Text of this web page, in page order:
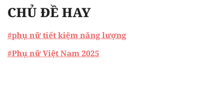
CHỦ ĐỀ HAY
#phụ nữ tiết kiệm năng lượng
#Phụ nữ Việt Nam 2025